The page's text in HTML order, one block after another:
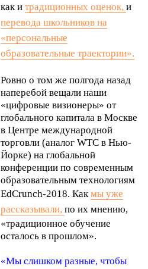
как итрадиционных оценок,и
перевода школьников на
«персональные
образовательные траектории».
Ровно о том же полгода назад
наперебой вещали наши
«цифровые визионеры» от
глобального капитала в Москве
в Центре международной
торговли (аналог WTC в Нью-
Йорке) на глобальной
конференции по современным
образовательным технологиям
EdCrunch-2018. Какмы уже
рассказывали,по их мнению,
«традиционное обучение
осталось в прошлом».
«Мы слишком разные, чтобы